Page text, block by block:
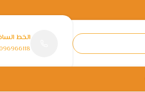
الخط